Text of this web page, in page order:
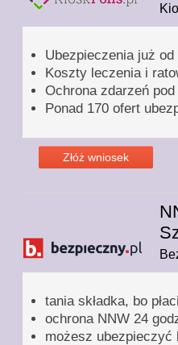
Ubezpieczenia już od
Koszty leczenia i
Ochrona zdarzeń pod
Ponad 170 ofert
Złóż wniosek
tania składka, bo
ochrona NNW 24
możesz ubezpieczyć